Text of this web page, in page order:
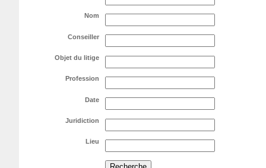
Nom
Conseiller
Objet du litige
Profession
Date
Juridiction
Lieu